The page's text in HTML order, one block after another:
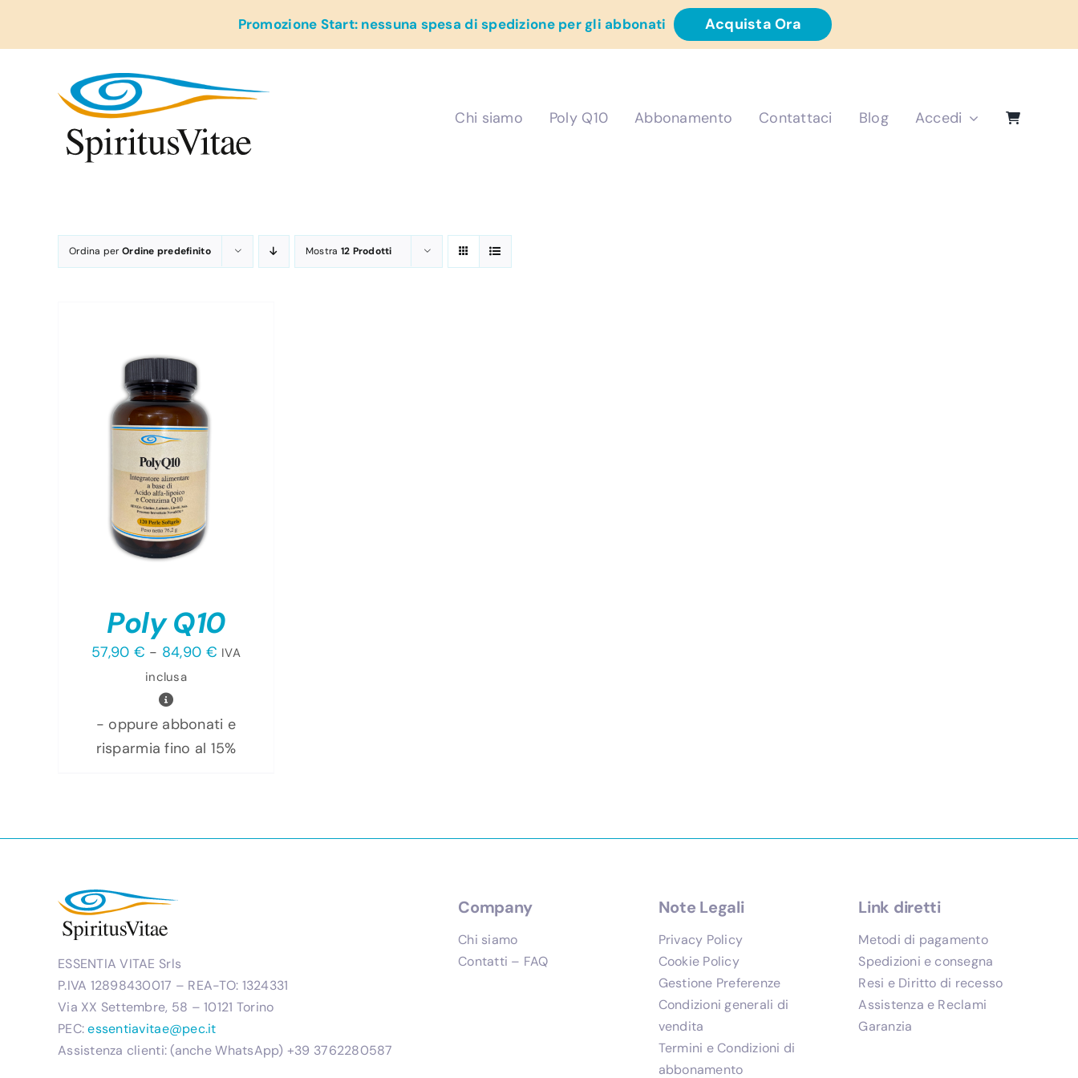
Promozione Start: nessuna spesa di spedizione per gli abbonati Acquista Ora
Chi siamo Poly Q10 Abbonamento Contattaci Blog Accedi
Ordina perOrdine predefinito Mostra 12 Prodotti
Poly Q10
57,90 € - 84,90 €Fascia
da
57,90 €
IVA
inclusa
- oppure abbonati e
risparmia fino al 15%
ESSENTIA VITAE Srls
P.IVA 12898430017 – REA-TO: 1324331
Via XX Settembre, 58 – 10121 Torino
PEC:essentiavitae@pec.it
Assistenza clienti: (anche WhatsApp) +39 3762280587
Company
Chi siamo
Contatti – FAQ
Note Legali
Privacy Policy
Cookie Policy
Gestione Preferenze
Condizioni generali di
vendita
Termini e Condizioni di
abbonamento
Link diretti
Metodi di pagamento
Spedizioni e consegna
Resi e Diritto di recesso
Assistenza e Reclami
Garanzia